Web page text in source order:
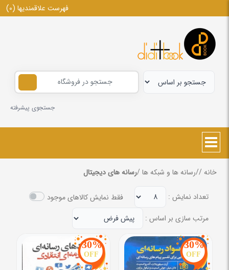
فهرست علاقمندیها (0)
جستجوی پیشرفته
خانه /
/رسانه ها و شبکه ها /رسانه های دیجیتال
تعداد نمایش :
فقط نمایش کالاهای موجود
مرتب سازی بر اساس :
30%
OFF
30%
OFF